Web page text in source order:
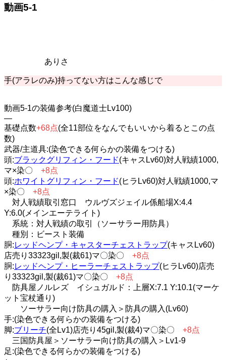
動画5-1
ありさ
手(アラレのみ)持ってない方はこんな感じで
動画5-1の装備参考(白魔道士Lv100)
—
基礎点数+68点(全11部位をなんでもいいから着るとこの点
数)
武器/主道具:(染色できる何らかの装備をつける)
頭:ブラックグリフィン・フード(キャスLv60)対人戦績1000,
マ×染〇 +8点
頭:ホワイトグリフィン・フード(ヒラLv60)対人戦績1000,マ
×染〇 +8点
対人戦績取引窓口 ウルヴズジェイル係船場X:4.4
Y:6.0(メインエーテライト)
系統：対人戦績の取引（ソーサラー用防具）
種別：ビースト装備
胴:レッドヘンプ・キャスターチェストラップ(キャスLv60)
店売り33323gil,製(裁61)マ〇染〇 +8点
胴:レッドヘンプ・ヒーラーチェストラップ(ヒラLv60)店売
り33323gil,製(裁61)マ〇染〇 +8点
防具屋ノルレズ イシュガルド：上層X:7.1 Y:10.1(マーケ
ット宝杖通り)
ソーサラー向け防具の購入＞防具の購入(Lv60)
手:(染色できる何らかの装備をつける)
脚:ブリーチ(全Lv1)店売り45gil,製(裁4)マ〇染〇 +8点
三国防具屋＞ソーサラー向け防具の購入＞Lv1-9
足:(染色できる何らかの装備をつける)